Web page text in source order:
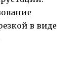
в виде